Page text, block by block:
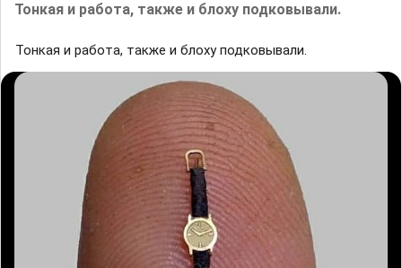
Тонкая и работа, также и блоху подковывали.
Тонкая и работа, также и блоху подковывали.